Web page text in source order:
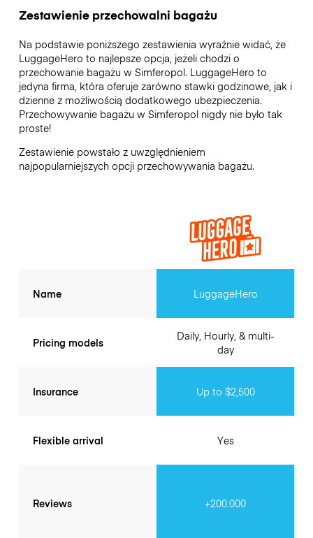
Zestawienie przechowalni bagażu
Na podstawie poniższego zestawienia wyraźnie widać, że
LuggageHero to najlepsze opcja, jeżeli chodzi o
przechowanie bagażu w Simferopol. LuggageHero to
jedyna firma, która oferuje zarówno stawki godzinowe, jak i
dzienne z możliwością dodatkowego ubezpieczenia.
Przechowywanie bagażu w Simferopolnigdy nie było tak
proste!
Zestawienie powstało z uwzględnieniem
najpopularniejszych opcji przechowywania bagażu.
Name
Pricing models
Insurance
Flexible arrival
Reviews
LuggageHero
Daily, Hourly, & multi-
day
Up to $2,500
Yes
+200.000